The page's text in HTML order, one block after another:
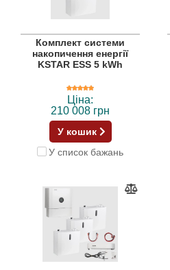
Комплект системи
накопичення енергії
KSTAR ESS 5 kWh
Ціна:
210 008 грн
У кошик
У список бажань